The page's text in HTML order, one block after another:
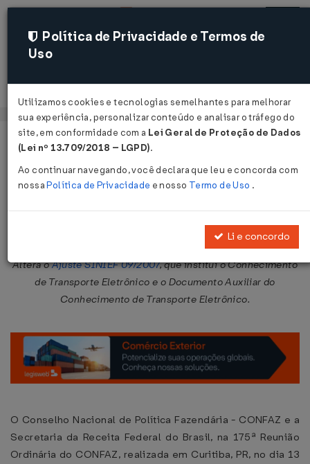
Acessar
Página Inicial Legislações
Ajuste SINIEF Nº 32 DE 13/12/2019
Publicado no DOU em 18 dez 2019
Altera oAjuste SINIEF 09/2007, que institui o Conhecimento
de Transporte Eletrônico e o Documento Auxiliar do
Conhecimento de Transporte Eletrônico.
O Conselho Nacional de Política Fazendária - CONFAZ e a
Secretaria da Receita Federal do Brasil, na 175ª Reunião
Ordinária do CONFAZ, realizada em Curitiba, PR, no dia 13
Política de Privacidade e Termos de
Uso
Utilizamos cookies e tecnologias semelhantes para melhorar
sua experiência, personalizar conteúdo e analisar o tráfego do
site, em conformidade com a Lei Geral de Proteção de Dados
(Lei nº 13.709/2018 – LGPD).
Ao continuar navegando, você declara que leu e concorda com
nossaPolítica de Privacidade e nosso Termo de Uso .
Li e concordo